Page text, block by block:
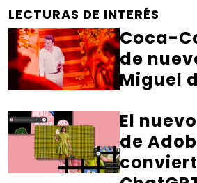
LECTURAS DE INTERÉS
Coca-
de
Miguel
El
de